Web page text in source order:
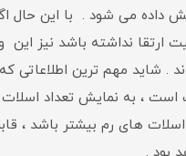
داده می شود . با این حال
ارتقا نداشته باشد نیز این
. شاید مهم ترین اطلاعاتی
است ، به نمایش تعداد
های رم بیشتر باشد ،